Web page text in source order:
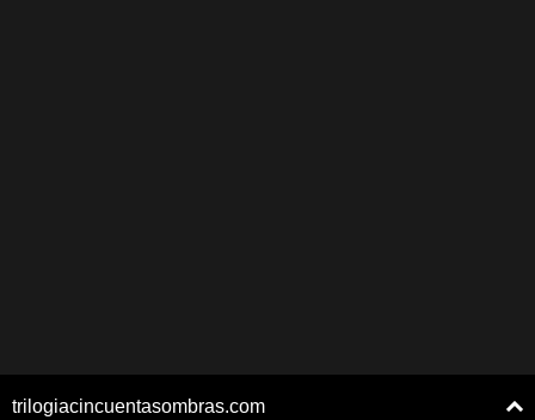
trilogiacincuentasombras.com